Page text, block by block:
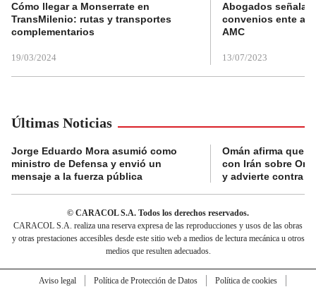
Cómo llegar a Monserrate en
TransMilenio: rutas y transportes
complementarios
19/03/2024
Abogados
convenios ente
AMC
13/07/2023
Últimas Noticias
Jorge Eduardo Mora asumió como
ministro de Defensa y envió un
mensaje a la fuerza pública
Omán afirma que
con Irán sobre
y advierte contra
© CARACOL S.A. Todos los derechos reservados.
CARACOL S.A. realiza una reserva expresa de las reproducciones y usos de las obras
y otras prestaciones accesibles desde este sitio web a medios de lectura mecánica u otros
medios que resulten adecuados.
Aviso legal Política de Protección de Datos
Política de cookies